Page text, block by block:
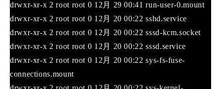
drwxr-xr-x 2 root root 0 12月 29 00:41 run-user-0.mount
drwxr-xr-x 2 root root 0 12月 20 00:22 sshd.service
drwxr-xr-x 2 root root 0 12月 20 00:22 sssd-kcm.socket
drwxr-xr-x 2 root root 0 12月 20 00:22 sssd.service
drwxr-xr-x 2 root root 0 12月 20 00:22 sys-fs-fuse-
connections.mount